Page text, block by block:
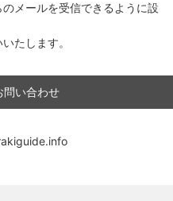
メールを受信できるように設
たします。
問い合わせ